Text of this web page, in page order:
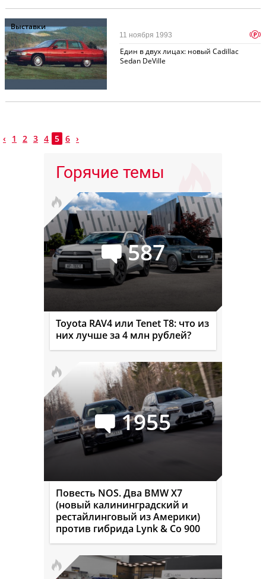
Выставки
Един в двух лицах: новый Cadillac
Sedan DeVille
11 ноября 1993 p
‹ 1 2 3 4 5 6 ›
Горячие темы
587
Toyota RAV4 или Tenet T8: что из
них лучше за 4 млн рублей?
1955
Повесть NOS. Два BMW X7
(новый калининградский и
рестайлинговый из Америки)
против гибрида Lynk & Co 900